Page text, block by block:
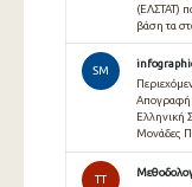
(ΕΛΣΤΑΤ)
βάση τα
SM
Απογραφή
Ελληνική
Μονάδες
TT